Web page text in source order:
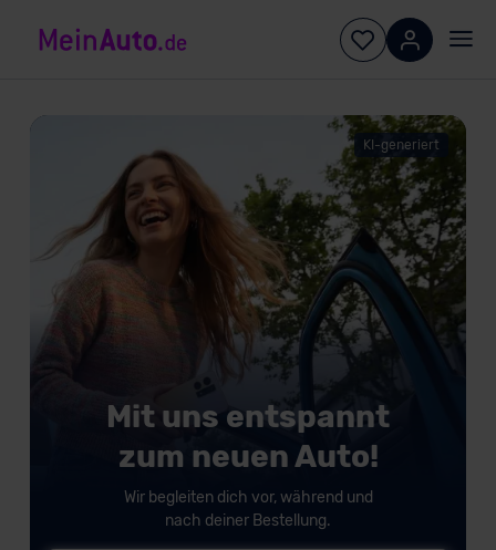
Mit uns entspannt
zum neuen Auto!
Wir begleiten dich vor, während und
nach deiner Bestellung.
KI-generiert